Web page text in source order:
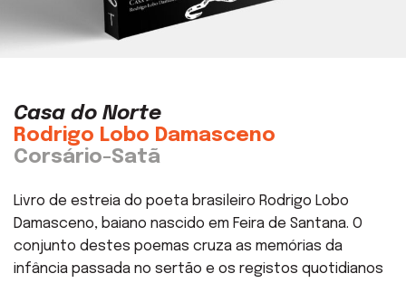
Casa do Norte
Rodrigo Lobo Damasceno
Corsário-Satã
Livro de estreia do poeta brasileiro Rodrigo Lobo
Damasceno, baiano nascido em Feira de Santana. O
conjunto destes poemas cruza as memórias da
infância passada no sertão e os registos quotidianos